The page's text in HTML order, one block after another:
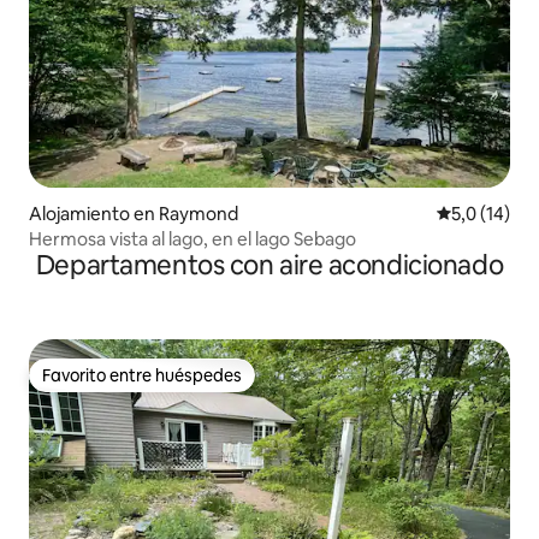
Alojamiento en Raymond Calificación
5,0 (14)
Hermosa vista al lago, en el lago Sebago
Departamentos con aire acondicionado
Favorito entre huéspedes
Favorito entre huéspedes